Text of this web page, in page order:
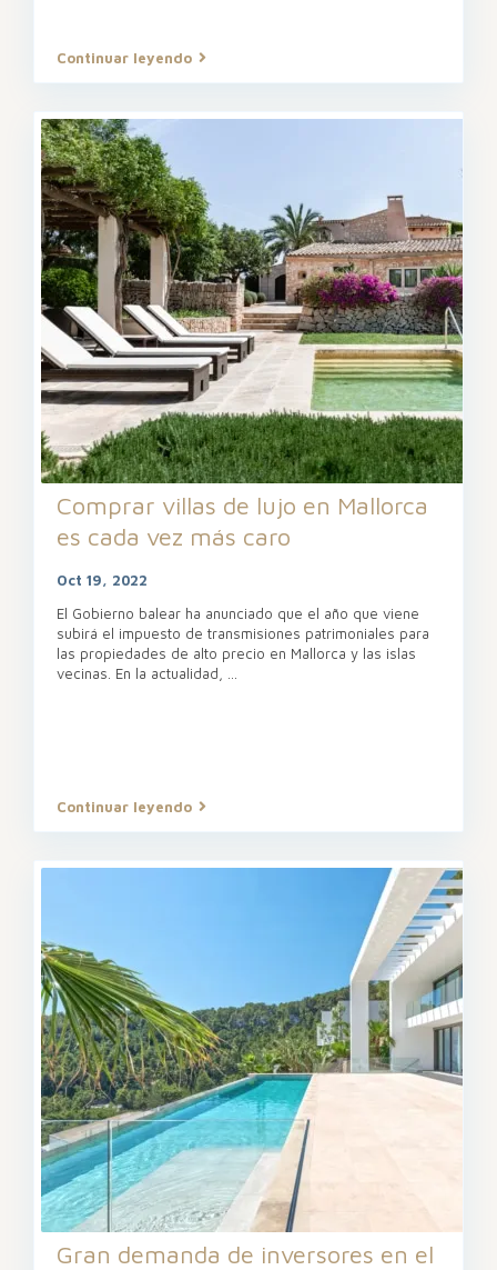
Continuar leyendo
Comprar villas de lujo en Mallorca
es cada vez más caro
Oct 19, 2022
El Gobierno balear ha anunciado que el año que viene
subirá el impuesto de transmisiones patrimoniales para
las propiedades de alto precio en Mallorca y las islas
vecinas. En la actualidad,
Continuar leyendo
Gran demanda de inversores en el